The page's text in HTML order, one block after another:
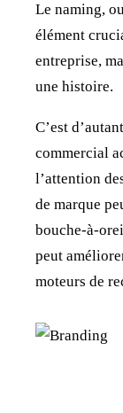
Le naming,
élément
entreprise,
une histoire.
C’est
commercial
l’attention
de marque
bouche-à-
peut
moteurs de